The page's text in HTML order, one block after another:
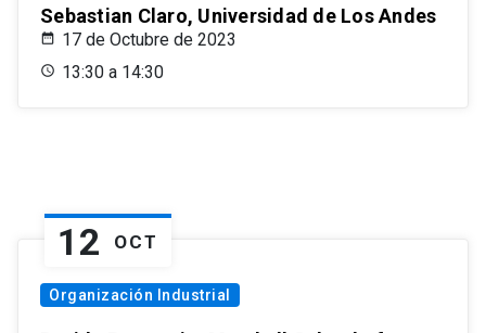
Sebastian Claro, Universidad de Los Andes
17 de Octubre de 2023
13:30 a 14:30
12 OCT
Organización Industrial